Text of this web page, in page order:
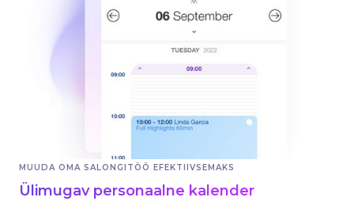
MUUDA OMA SALONGITÖÖ EFEKTIIVSEMAKS
Ülimugav personaalne kalender